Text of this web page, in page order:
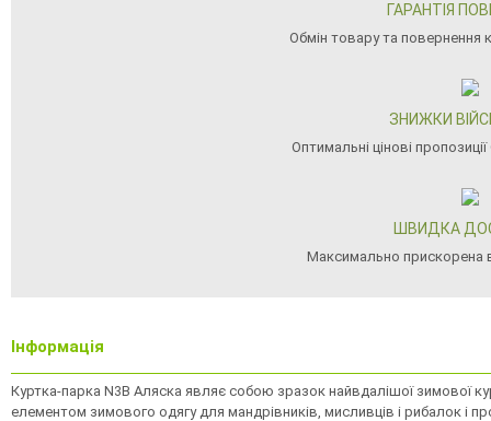
ГАРАНТІЯ
Обмін товару та повернення
ЗНИЖКИ
Оптимальні цінові
ШВИДКА
Максимально прискорена
Інформація
Куртка-парка N3B Аляска являє собою зразок найвдалішої зимової
елементом зимового одягу для мандрівників, мисливців і рибалок і